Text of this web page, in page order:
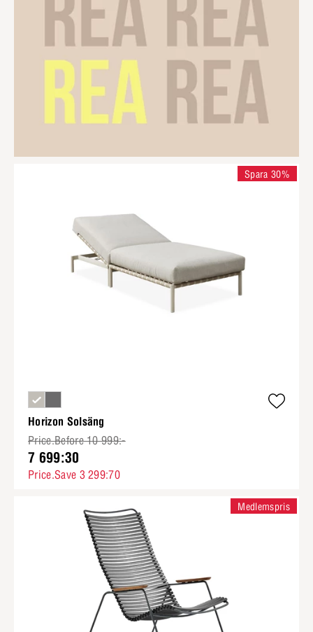
Horizon Solsäng
Price.Before 10 999:-
7 699:30
Price.Save 3 299:70
Spara 30%
Medlemspris